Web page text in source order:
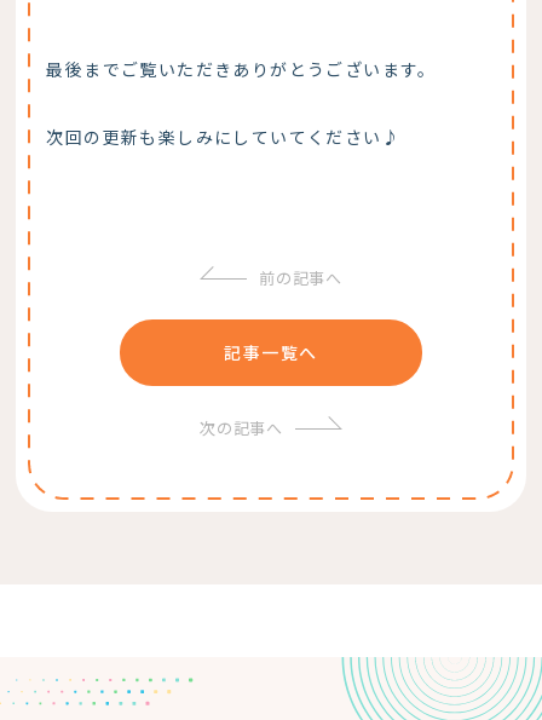
最後までご覧いただきありがとうございます。
次回の更新も楽しみにしていてください♪
前の記事へ
記事一覧へ
次の記事へ